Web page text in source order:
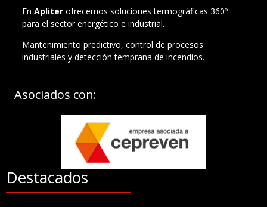
En Apliter ofrecemos soluciones termográficas 360º
para el sector energético e industrial.
Mantenimiento predictivo, control de procesos
industriales y detección temprana de incendios.
Asociados con:
Destacados